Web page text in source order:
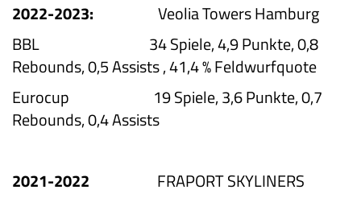
2022-2023: Veolia Towers Hamburg
BBL 34 Spiele, 4,9 Punkte, 0,8
Rebounds, 0,5 Assists , 41,4 % Feldwurfquote
Eurocup 19 Spiele, 3,6 Punkte, 0,7
Rebounds, 0,4 Assists
2021-2022 FRAPORT SKYLINERS